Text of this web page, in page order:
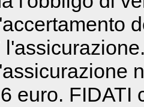
euro. FIDATI